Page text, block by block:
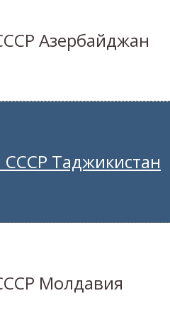
Азербайджан
СССР Таджикистан
Молдавия